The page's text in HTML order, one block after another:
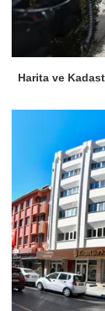
Harita ve